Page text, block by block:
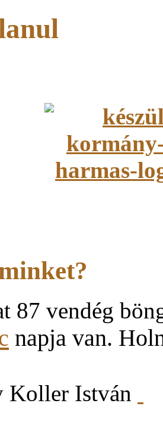
87 vendég
napja van.
Koller István